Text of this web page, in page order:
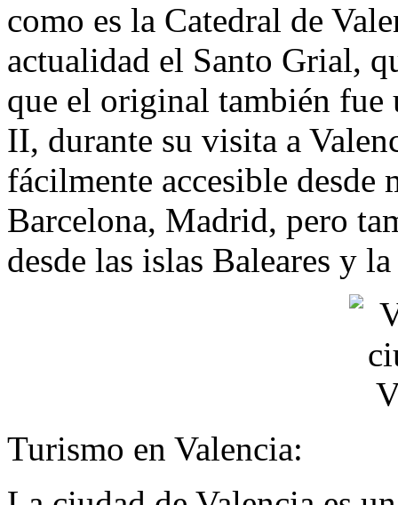
como es la Catedral de
actualidad el Santo Grial,
que el original también fue
II, durante su visita a
fácilmente accesible desde
Barcelona, Madrid, pero
desde las islas Baleares y
Turismo en Valencia: